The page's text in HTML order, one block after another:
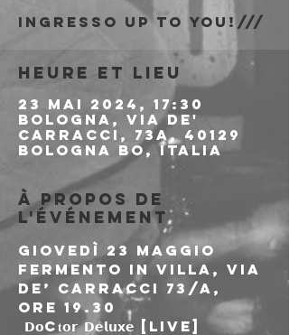
Ingresso Up to You!///
Heure et lieu
23 mai 2024, 17:30
Bologna, Via de'
Carracci, 73a, 40129
Bologna BO, Italia
À propos de
l'événement
Giovedì 23 maggio
Fermento in Villa, via
de’ Carracci 73/a,
ore 19.30